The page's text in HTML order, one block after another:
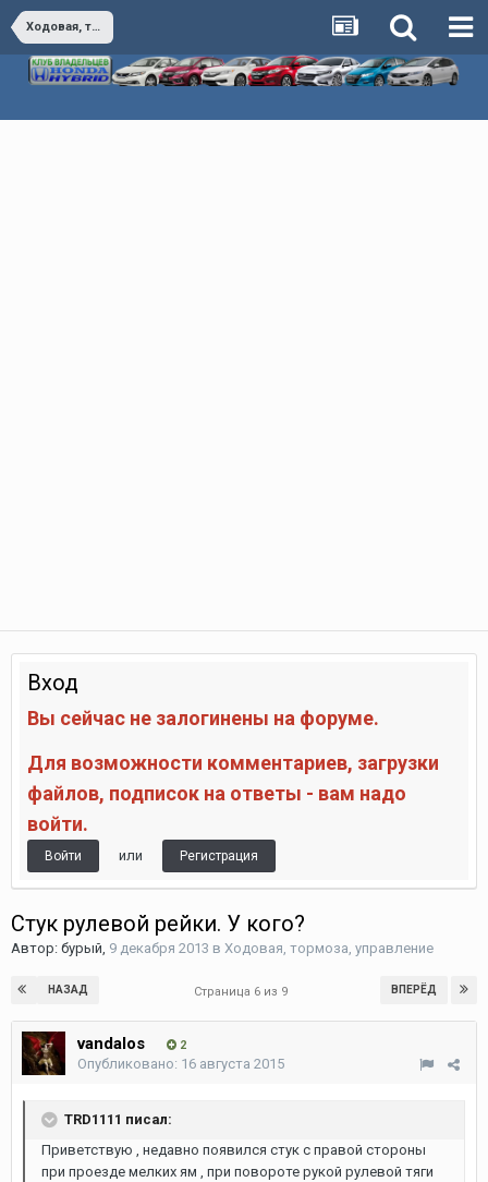
Ходовая, тормоза, управление
Вход
Вы сейчас не залогинены на форуме.
Для возможности комментариев, загрузки
файлов, подписок на ответы - вам надо
войти.
Войти или Регистрация
Стук рулевой рейки. У кого?
Автор: бурый, 9 декабря 2013 в Ходовая, тормоза, управление
НАЗАД ВПЕРЁД
Страница 6 из 9
vandalos 2
Опубликовано: 16 августа 2015
TRD1111 писал:
Приветствую , недавно появился стук с правой стороны
при проезде мелких ям , при повороте рукой рулевой тяги